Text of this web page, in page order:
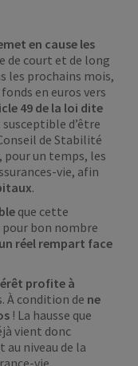
en cause les
de court et de long
les prochains mois,
en euros vers
49 de la loi dite
d’être
de Stabilité
un temps, les
vie, afin
.
que cette
bon nombre
réel rempart face
profite à
À condition de ne
! La hausse que
vient donc
au niveau de la
vie.